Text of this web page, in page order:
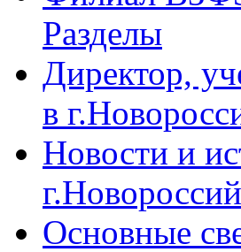
Разделы
Директор,
в
Новости и
Основные